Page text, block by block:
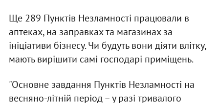
Ще 289 Пунктів Незламності працювали в
аптеках, на заправках та магазинах за
ініціативи бізнесу. Чи будуть вони діяти влітку,
мають вирішити самі господарі приміщень.
"Основне завдання Пунктів Незламності на
весняно-літній період – у разі тривалого